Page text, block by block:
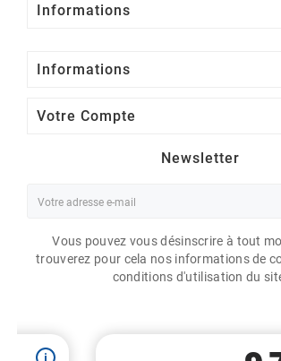
Informations
Informations
Votre Compte
Newsletter
Vous pouvez vous désinscrire à tout
trouverez pour cela nos informations de
conditions d'utilisation du